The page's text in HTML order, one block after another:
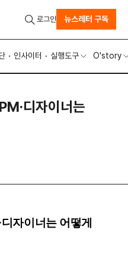
인사이터 실행도구 O'story
로그인 뉴스레터 구독
디자이너는
자이너는 어떻게